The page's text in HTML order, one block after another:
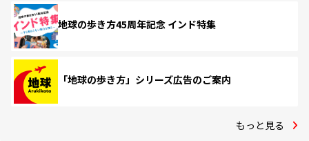
地球の歩き方45周年記念 インド特集
「地球の歩き方」シリーズ広告のご案内
もっと見る